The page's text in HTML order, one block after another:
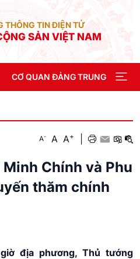
THÔNG TIN ĐIỆN TỬ
SẢN VIỆT NAM
CƠ QUAN ĐẢNG TRUNG ƯƠNG
A- A A+
Chính và Phu
thăm chính
địa phương, Thủ tướng